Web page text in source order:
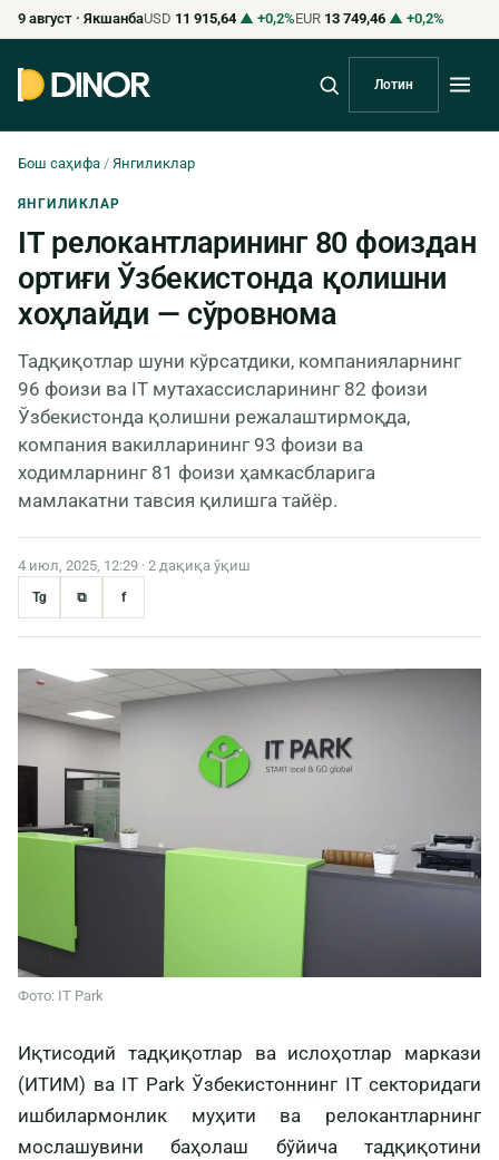
9 август · ЯкшанбаUSD 11 915,64 ▲ +0,2%EUR 13 749,46 ▲ +0,2%
Лотин
Бош саҳифа / Янгиликлар
ЯНГИЛИКЛАР
IT релокантларининг 80 фоиздан
ортиғи Ўзбекистонда қолишни
хоҳлайди — сўровнома
Тадқиқотлар шуни кўрсатдики, компанияларнинг
96 фоизи ва IT мутахассисларининг 82 фоизи
Ўзбекистонда қолишни режалаштирмоқда,
компания вакилларининг 93 фоизи ва
ходимларнинг 81 фоизи ҳамкасбларига
мамлакатни тавсия қилишга тайёр.
4 июл, 2025, 12:29 · 2 дақиқа ўқиш
Tg ⧉ f
Фото: IT Park
Иқтисодий тадқиқотлар ва ислоҳотлар маркази
(ИТИМ) ва IT Park Ўзбекистоннинг IT секторидаги
ишбилармонлик муҳити ва релокантларнинг
мослашувини баҳолаш бўйича тадқиқотини